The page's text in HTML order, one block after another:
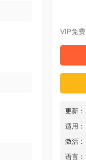
VIP免费
更新：
适用：
激活：
语言：